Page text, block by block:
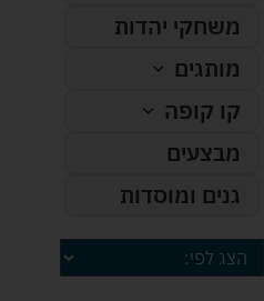
משחקי יהדות
מותגים
קו קופה
מבצעים
גנים ומוסדות